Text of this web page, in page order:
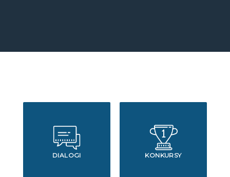
DIALOGI KONKURSY